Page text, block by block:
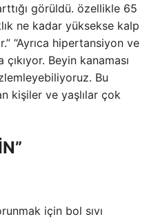
görüldü. özellikle 65
ne kadar yüksekse kalp
“Ayrıca hipertansiyon ve
Beyin kanaması
Bu
kişiler ve yaşlılar çok
için bol sıvı